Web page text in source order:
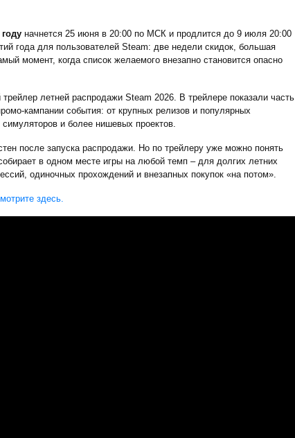
начнется 25 июня в 20:00 по МСК и продлится до 9 июля 20:00
года для пользователей Steam: две недели скидок, большая
момент, когда список желаемого внезапно становится опасно
летней распродажи Steam 2026. В трейлере показали часть
кампании события: от крупных релизов и популярных
симуляторов и более нишевых проектов.
после запуска распродажи. Но по трейлеру уже можно понять
в одном месте игры на любой темп – для долгих летних
одиночных прохождений и внезапных покупок «на потом».
здесь.